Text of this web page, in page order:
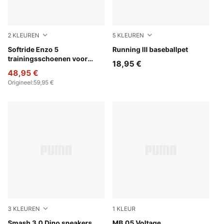
2 KLEUREN
Softride Enzo 5
trainingsschoenen voor
For All Time Red-PUMA Black
48,95 €
Origineel:59,95 €
5 KLEUREN
Running III baseballpet
Vibrant Silver
18,95 €
3 KLEUREN 1 KLEUR